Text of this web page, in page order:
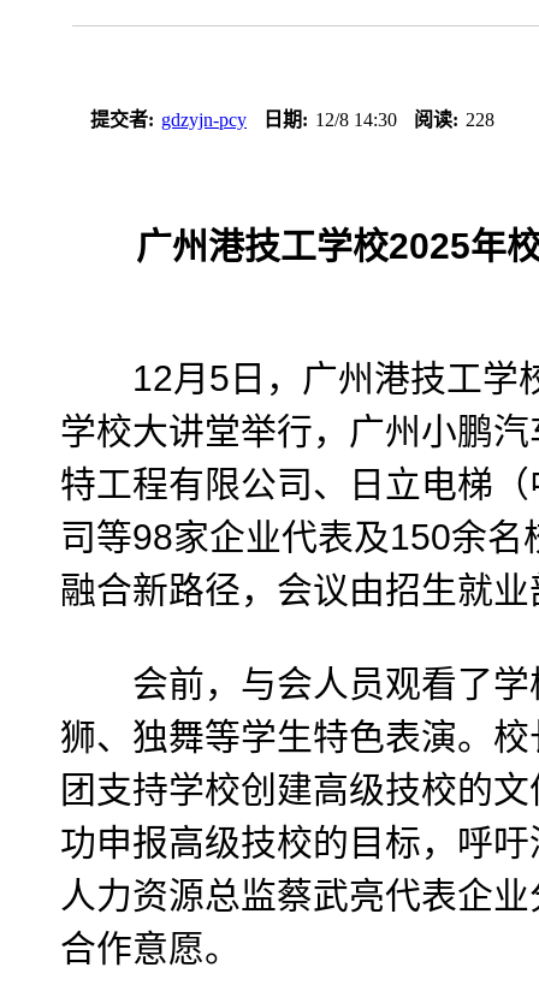
提交者: gdzyjn-pcy 日期: 12/8 14:30 阅读: 228
广州港技工学校2025年
12月5日，广州港技工学
学校大讲堂举行，广州小鹏
特工程有限公司、日立电梯
司等98家企业代表及150余
融合新路径，会议由招生就
会前，与会人员观看了学
狮、独舞等学生特色表演。
团支持学校创建高级技校的
功申报高级技校的目标，呼
人力资源总监蔡武亮代表企
合作意愿。